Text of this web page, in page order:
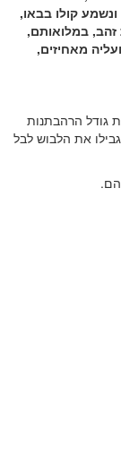
קולו בבאו,
זהב, במלואותם,
מאחיזים,
גודל הרהבתנות
את הלבוש לבל